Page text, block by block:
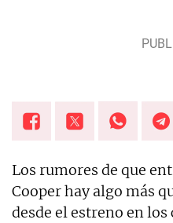
Los rumores de que
Cooper hay algo más
desde el estreno en los